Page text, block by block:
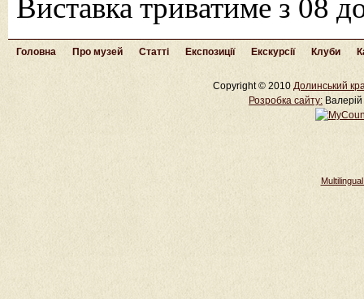
Виставка триватиме з 08
Головна Про музей Статті Експозиції Екскурсії Клуби
Copyright © 2010 Долинський
Розробка cайту: